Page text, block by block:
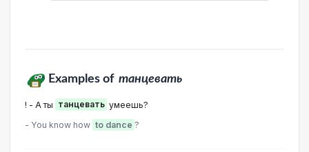
Examples of танцевать
! - А ты танцевать умеешь?
- You know how to dance ?